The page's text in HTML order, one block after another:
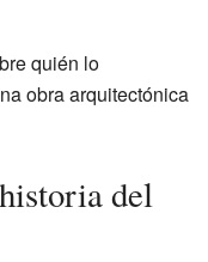
quién lo
obra arquitectónica
del